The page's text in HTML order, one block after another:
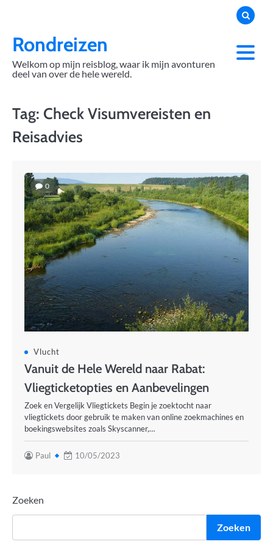
contentRondreizen
Welkom op mijn reisblog, waar ik mijn avonturen
deel van over de hele wereld.
Tag: Check Visumvereisten en
Reisadvies
0
Vlucht
Vanuit de Hele Wereld naar Rabat:
Vliegticketopties en Aanbevelingen
Zoek en Vergelijk Vliegtickets Begin je zoektocht naar
vliegtickets door gebruik te maken van online zoekmachines en
boekingswebsites zoals Skyscanner,…
Paul 10/05/2023
Zoeken
Zoeken